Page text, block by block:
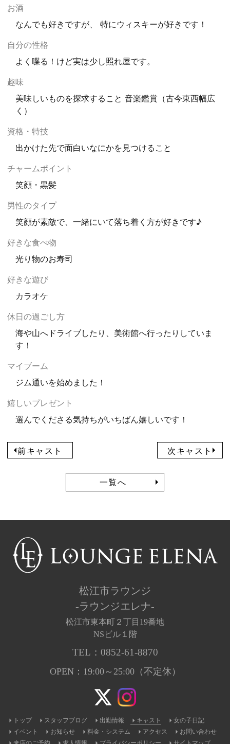
お酒
なんでも好きですが、 特にウィスキーが好きです！
自分の性格
よく喋る！けど実は少し照れ屋です。
趣味
美味しいものを探求すること 音楽鑑賞（古今東西幅広
く）
資格・特技
出かけた先で面白いなにかを見つけること
チャームポイント
笑顔・黒髪
男性のタイプ
笑顔が素敵で、一緒にいて落ち着く方が好きです♪
好きな食べ物
光り物のお寿司
好きな遊び
カラオケ
休日の過ごし方
海や山へドライブしたり、美術館へ行ったりしていま
す！
マイブーム
ジム通いを始めました！
嬉しいプレゼント
選んでくださる気持ちがいちばん嬉しいです！
前キャスト 次キャスト
一覧へ
松江市ラウンジ
-ラウンジエレナ-
松江市東本町２丁目19番地
NSビル１階
TEL： 0852-61-8870
OPEN：19:00～25:00（不定休）
トップ スタッフブログ 出勤情報 キャスト
女の子日記
イベント
お知らせ 料金・システム アクセス
お問い合わせ